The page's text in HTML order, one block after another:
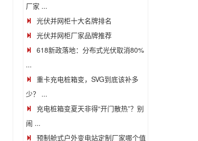
厂家 ...
光伏并网柜十大名牌排名
光伏并网柜厂家品牌推荐
618新政落地：分布式光伏取消80%
...
重卡充电桩箱变，SVG到底该补多
少？ ...
充电桩箱变夏天非得“开门散热”？别
闹 ...
预制舱式户外变电站定制厂家哪个值